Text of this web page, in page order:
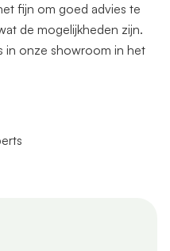
fijn om goed advies te
de mogelijkheden zijn.
in onze showroom in het